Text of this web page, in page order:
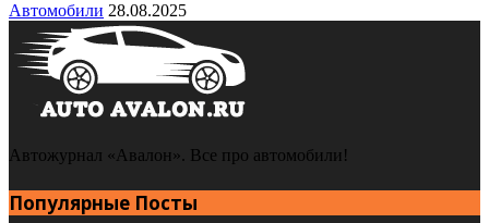
Автомобили 28.08.2025
Автожурнал «Авалон». Все про автомобили!
Популярные Посты